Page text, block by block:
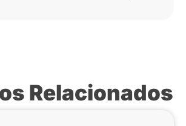
Relacionados